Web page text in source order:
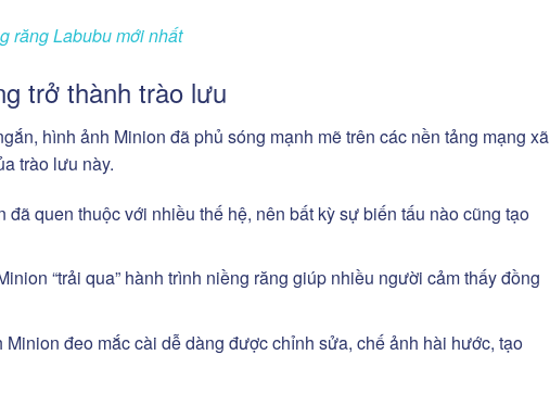
răng Labubu mới nhất
trở thành trào lưu
hình ảnh Minion đã phủ sóng mạnh mẽ trên các nền tảng mạng xã
trào lưu này.
đã quen thuộc với nhiều thế hệ, nên bất kỳ sự biến tấu nào cũng tạo
“trải qua” hành trình niềng răng giúp nhiều người cảm thấy đồng
Minion đeo mắc cài dễ dàng được chỉnh sửa, chế ảnh hài hước, tạo